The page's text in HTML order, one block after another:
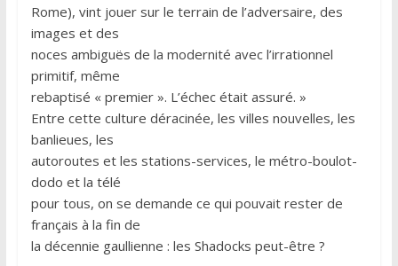
Rome), vint jouer sur le terrain de l’adversaire, des
images et des
noces ambiguës de la modernité avec l’irrationnel
primitif, même
rebaptisé « premier ». L’échec était assuré. »
Entre cette culture déracinée, les villes nouvelles, les
banlieues, les
autoroutes et les stations-services, le métro-boulot-
dodo et la télé
pour tous, on se demande ce qui pouvait rester de
français à la fin de
la décennie gaullienne : les Shadocks peut-être ?